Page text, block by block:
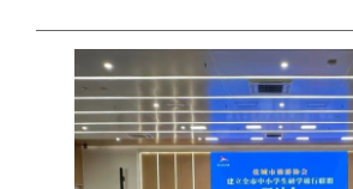
旅~走进草房子，遇见书里的童年《草房子
大手，一起踏进曹文轩爷爷笔下的“草房子”
学的门框桑桑的故事就藏在这片屋檐下坐在
谣，念一段课文仿佛自己也成了《草房子》里那